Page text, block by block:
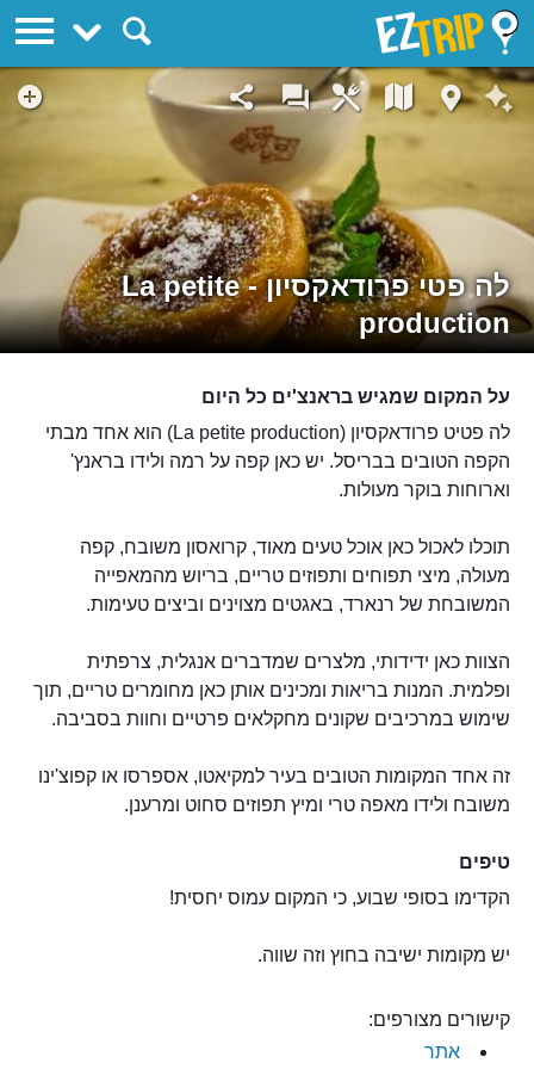
לה פטי פרודאקסיון - La petite
production
על המקום שמגיש בראנצ'ים כל היום
לה פטיט פרודאקסיון (La petite production) הוא אחד מבתי
הקפה הטובים בבריסל. יש כאן קפה על רמה ולידו בראנץ'
וארוחות בוקר מעולות.
תוכלו לאכול כאן אוכל טעים מאוד, קרואסון משובח, קפה
מעולה, מיצי תפוחים ותפוזים טריים, בריוש מהמאפייה
המשובחת של רנארד, באגטים מצוינים וביצים טעימות.
הצוות כאן ידידותי, מלצרים שמדברים אנגלית, צרפתית
ופלמית. המנות בריאות ומכינים אותן כאן מחומרים טריים, תוך
שימוש במרכיבים שקונים מחקלאים פרטיים וחוות בסביבה.
זה אחד המקומות הטובים בעיר למקיאטו, אספרסו או קפוצ'ינו
משובח ולידו מאפה טרי ומיץ תפוזים סחוט ומרענן.
טיפים
הקדימו בסופי שבוע, כי המקום עמוס יחסית!
יש מקומות ישיבה בחוץ וזה שווה.
קישורים מצורפים:
אתר
EZTrip